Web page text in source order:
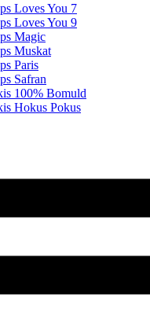
Loves You 7
Loves You 9
Magic
Muskat
Paris
Safran
100% Bomuld
Hokus Pokus